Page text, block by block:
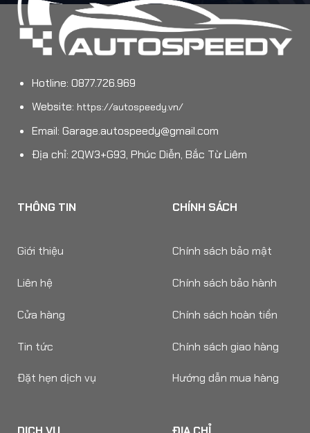
Hotline: 0877.726.969
Website: https://autospeedy.vn/
Email: Garage.autospeedy@gmail.com
Địa chỉ: 2QW3+G93, Phúc Diễn, Bắc Từ Liêm
THÔNG TIN
Giới thiệu
Liên hệ
Cửa hàng
Tin tức
Đặt hẹn dịch vụ
CHÍNH SÁCH
Chính sách bảo mật
Chính sách bảo hành
Chính sách hoàn tiền
Chính sách giao hàng
Hướng dẫn mua hàng